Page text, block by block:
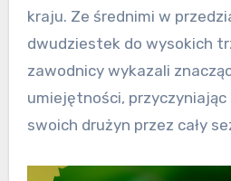
kraju. Ze średnimi w
dwudziestek do wysokich
zawodnicy wykazali
umiejętności, przyczyniając
swoich drużyn przez cały